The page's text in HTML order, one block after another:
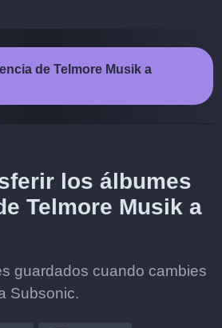
de Telmore Musik a
los álbumes
Telmore Musik a
guardados cuando cambies
Subsonic.